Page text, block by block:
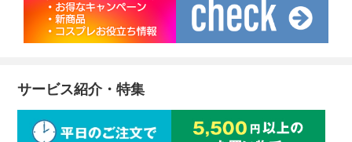
サービス紹介・特集